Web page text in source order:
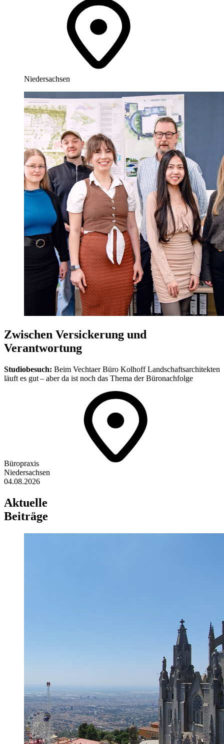
Niedersachsen
Zwischen Versickerung und
Verantwortung
Studiobesuch: Beim Vechtaer Büro Kolhoff Landschaftsarchitekten
läuft es gut – aber da ist noch das Thema der Büronachfolge
Büropraxis
Niedersachsen
04.08.2026
Aktuelle
Beiträge